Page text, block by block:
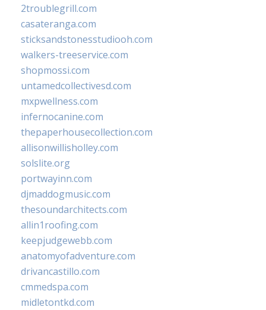
2troublegrill.com
casateranga.com
sticksandstonesstudiooh.com
walkers-treeservice.com
shopmossi.com
untamedcollectivesd.com
mxpwellness.com
infernocanine.com
thepaperhousecollection.com
allisonwillisholley.com
solslite.org
portwayinn.com
djmaddogmusic.com
thesoundarchitects.com
allin1roofing.com
keepjudgewebb.com
anatomyofadventure.com
drivancastillo.com
cmmedspa.com
midletontkd.com